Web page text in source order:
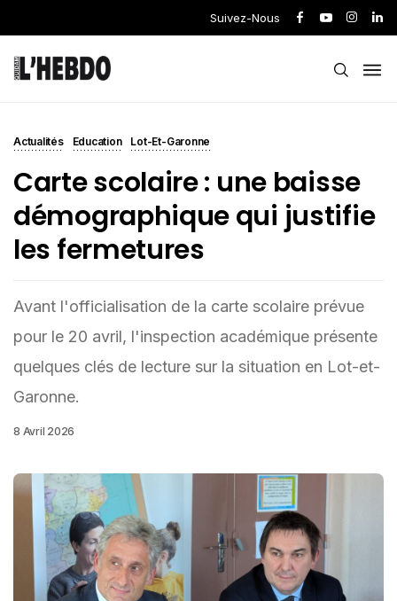
Suivez-Nous
Actualités Education Lot-Et-Garonne
Carte scolaire : une baisse
démographique qui justifie
les fermetures
Avant l'officialisation de la carte scolaire prévue
pour le 20 avril, l'inspection académique présente
quelques clés de lecture sur la situation en Lot-et-
Garonne.
8 Avril 2026